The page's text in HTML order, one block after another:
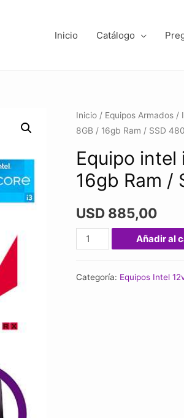
Inicio Catálogo
Inicio / Equipos Armados /
8GB / 16gb Ram / SSD
Equipo intel
16gb Ram /
USD 885,00
Equipo
intel
12400f
Añadir al
Categoría: Equipos Intel